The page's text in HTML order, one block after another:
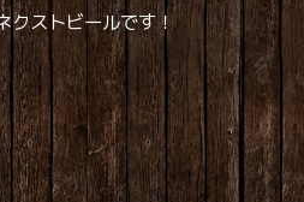
クストビールです！